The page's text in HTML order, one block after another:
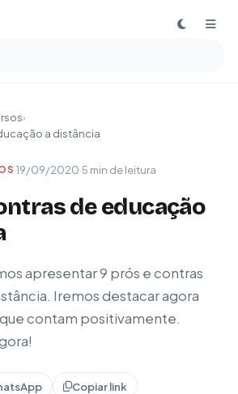
›
a distância
·19/09/2020·5 min de leitura
de educação
apresentar 9 prós e contras
Iremos destacar agora
contam positivamente.
Copiar link